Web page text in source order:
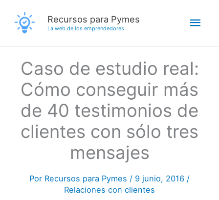
contenido
Recursos para Pymes
La web de los emprendedores
Caso de estudio real:
Cómo conseguir más
de 40 testimonios de
clientes con sólo tres
mensajes
Por Recursos para Pymes / 9 junio, 2016 /
Relaciones con clientes